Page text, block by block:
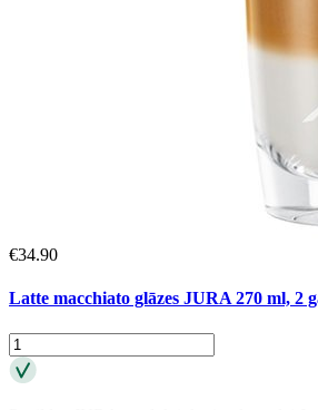
€34.90
Latte macchiato glāzes JURA 270 ml, 2